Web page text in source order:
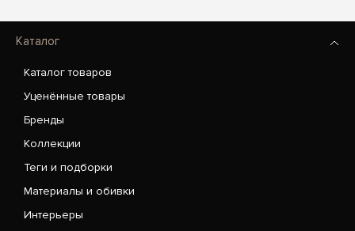
Каталог
Каталог товаров
Уценённые товары
Бренды
Коллекции
Теги и подборки
Материалы и обивки
Интерьеры